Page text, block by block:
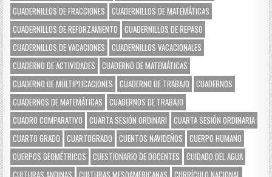
CUADERNILLOS DE FRACCIONES
CUADERNILLOS DE MATEMÁTICAS
CUADERNILLOS DE REFORZAMIENTO
CUADERNILLOS DE REPASO
CUADERNILLOS DE VACACIONES
CUADERNILLOS VACACIONALES
CUADERNO DE ACTIVIDADES
CUADERNO DE MATEMÁTICAS
CUADERNO DE MULTIPLICACIONES
CUADERNO DE TRABAJO
CUADERNOS
CUADERNOS DE MATEMÁTICAS
CUADERNOS DE TRABAJO
CUADRO COMPARATIVO
CUARTA SESIÓN ORDINARI
CUARTA SESIÓN ORDINARIA
CUARTO GRADO
CUARTOGRADO CUENTOS NAVIDEÑOS
CUERPO HUMANO
CUERPOS GEOMÉTRICOS
CUESTIONARIO DE DOCENTES
CUIDADO DEL AGUA
CULTURAS ANDINAS
CULTURAS MESOAMERICANAS
CURRÍCULO NACIONAL